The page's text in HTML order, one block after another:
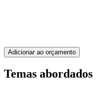
Adicionar ao orçamento
Temas abordados